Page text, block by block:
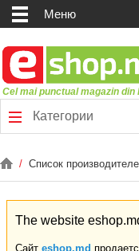
Меню
Cel mai punctual magazin din
Категории
/ Список
The website
Сайт eshop.md